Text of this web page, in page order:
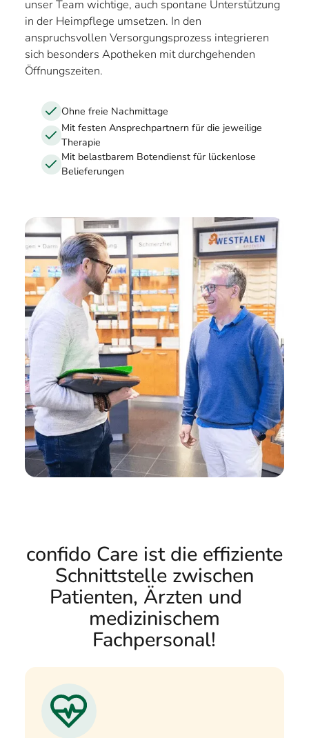
unser Team wichtige, auch spontane Unterstützung
in der Heimpflege umsetzen. In den
anspruchsvollen Versorgungsprozess integrieren
sich besonders Apotheken mit durchgehenden
Öffnungszeiten.
Ohne freie Nachmittage
Mit festen Ansprechpartnern für die jeweilige
Therapie
Mit belastbarem Botendienst für lückenlose
Belieferungen
confido Care ist die effiziente
Schnittstelle zwischen
Patienten, Ärzten und
medizinischem
Fachpersonal!